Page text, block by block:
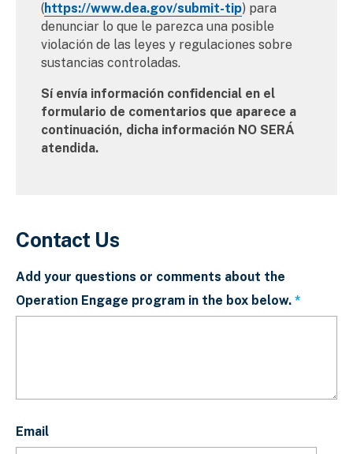
(https://www.dea.gov/submit-tip) para
denunciar lo que le parezca una posible
violación de las leyes y regulaciones sobre
sustancias controladas.
Sí envía información confidencial en el
formulario de comentarios que aparece a
continuación, dicha información NO SERÁ
atendida.
Contact Us
Add your questions or comments about the
Operation Engage program in the box below.
Email
Email